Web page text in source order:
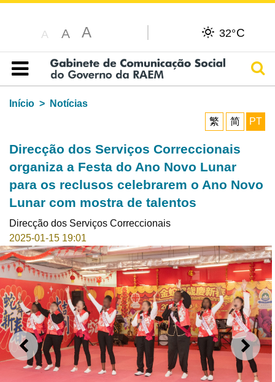
A A A 32°C
Índice
Início
Notícias
繁
简 PT
Direcção dos Serviços Correccionais
organiza a Festa do Ano Novo Lunar
para os reclusos celebrarem o Ano Novo
Lunar com mostra de talentos
Direcção dos Serviços Correccionais
2025-01-15 19:01
ANTERIOR